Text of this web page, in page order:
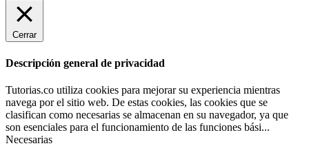
Cerrar
Descripción general de privacidad
Tutorias.co utiliza cookies para mejorar su experiencia mientras
navega por el sitio web. De estas cookies, las cookies que se
clasifican como necesarias se almacenan en su navegador, ya que
son esenciales para el funcionamiento de las funciones bási...
Necesarias